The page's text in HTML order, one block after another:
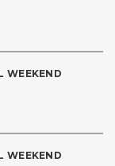
WEEKEND
WEEKEND